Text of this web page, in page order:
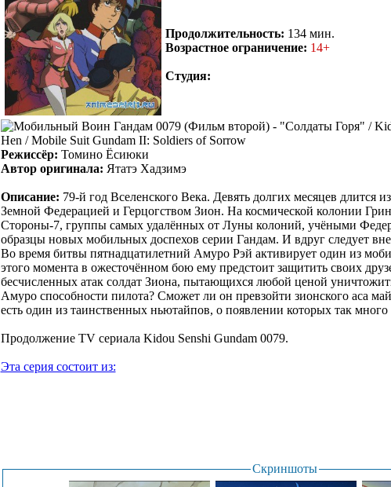
Продолжительность: 134 мин.
Возрастное ограничение: 14+
Студия:
Режиссёр: Томино Ёсиюки
Автор оригинала: Ятатэ Хадзимэ
Описание: 79-й год Вселенского Века. Девять долгих месяцев длится
Земной Федерацией и Герцогством Зион. На космической колонии
Стороны-7, группы самых удалённых от Луны колоний, учёными
образцы новых мобильных доспехов серии Гандам. И вдруг следует
Во время битвы пятнадцатилетний Амуро Рэй активирует один из
этого момента в ожесточённом бою ему предстоит защитить своих
бесчисленных атак солдат Зиона, пытающихся любой ценой
Амуро способности пилота? Сможет ли он превзойти зионского аса
есть один из таинственных ньютайпов, о появлении которых так много
Продолжение TV сериала Kidou Senshi Gundam 0079.
Эта серия состоит из:
Скриншоты